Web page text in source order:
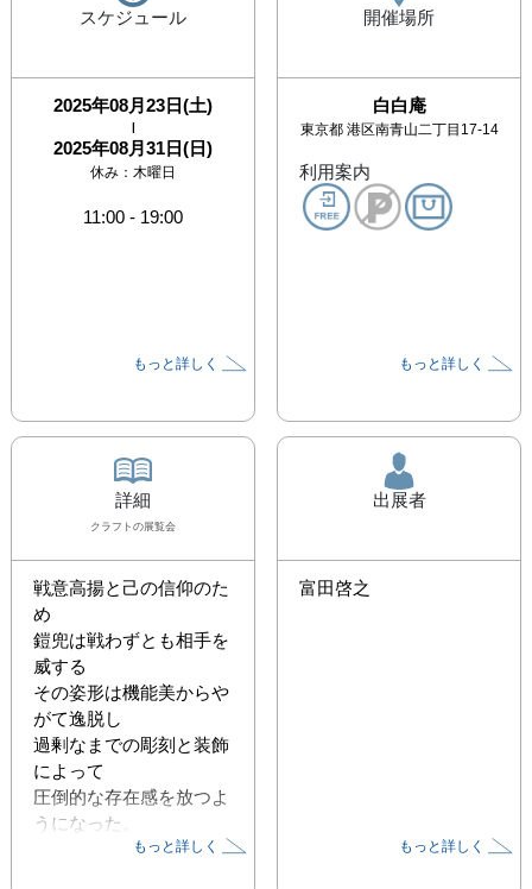
スケジュール
2025年08月23日(土)
|
2025年08月31日(日)
休み： 木曜日
11:00 - 19:00
もっと詳しく
開催場所
白白庵
東京都 港区南青山二丁目17-14
利用案内
もっと詳しく
詳細
クラフト の展覧会
戦意高揚と己の信仰のた
め
鎧兜は戦わずとも相手を
威する
その姿形は機能美からや
がて逸脱し
過剰なまでの彫刻と装飾
によって
圧倒的な存在感を放つよ
うになった。
もっと詳しく
出展者
富田啓之
もっと詳しく